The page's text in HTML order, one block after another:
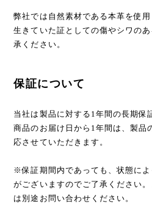
弊社では自然素材である本革を使
生きていた証としての傷やシワの
承ください。
保証について
当社は製品に対する1年間の長期保
商品のお届け日から1年間は、製品
応させていただきます。
※保証期間内であっても、状態に
がございますのでご了承ください
は別途お問い合わせください。